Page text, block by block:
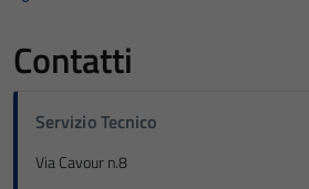
Contatti
Servizio Tecnico
Via Cavour n.8